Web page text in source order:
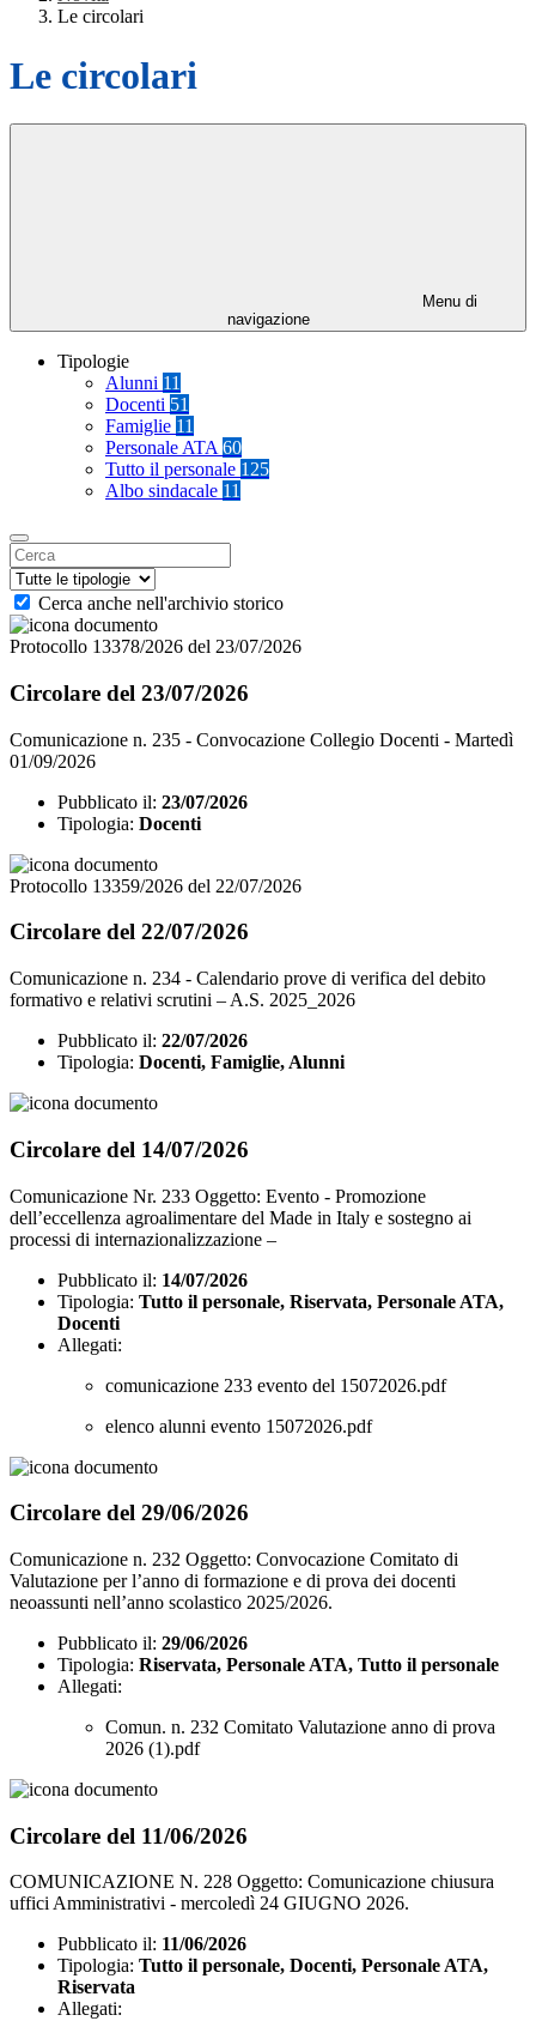
Le circolari
Le circolari
Menu di
navigazione
Tipologie
Alunni 11
Docenti 51
Famiglie 11
Personale ATA 60
Tutto il personale 125
Albo sindacale 11
Cerca anche nell'archivio storico
Protocollo 13378/2026 del 23/07/2026
Circolare del 23/07/2026
Comunicazione n. 235 - Convocazione Collegio Docenti - Martedì
01/09/2026
Pubblicato il: 23/07/2026
Tipologia: Docenti
Protocollo 13359/2026 del 22/07/2026
Circolare del 22/07/2026
Comunicazione n. 234 - Calendario prove di verifica del debito
formativo e relativi scrutini – A.S. 2025_2026
Pubblicato il: 22/07/2026
Tipologia: Docenti, Famiglie, Alunni
Circolare del 14/07/2026
Comunicazione Nr. 233 Oggetto: Evento - Promozione
dell’eccellenza agroalimentare del Made in Italy e sostegno ai
processi di internazionalizzazione –
Pubblicato il: 14/07/2026
Tipologia: Tutto il personale, Riservata, Personale ATA,
Docenti
Allegati:
comunicazione 233 evento del 15072026.pdf
elenco alunni evento 15072026.pdf
Circolare del 29/06/2026
Comunicazione n. 232 Oggetto: Convocazione Comitato di
Valutazione per l’anno di formazione e di prova dei docenti
neoassunti nell’anno scolastico 2025/2026.
Pubblicato il: 29/06/2026
Tipologia: Riservata, Personale ATA, Tutto il personale
Allegati:
Comun. n. 232 Comitato Valutazione anno di prova
2026 (1).pdf
Circolare del 11/06/2026
COMUNICAZIONE N. 228 Oggetto: Comunicazione chiusura
uffici Amministrativi - mercoledì 24 GIUGNO 2026.
Pubblicato il: 11/06/2026
Tipologia: Tutto il personale, Docenti, Personale ATA,
Riservata
Allegati: